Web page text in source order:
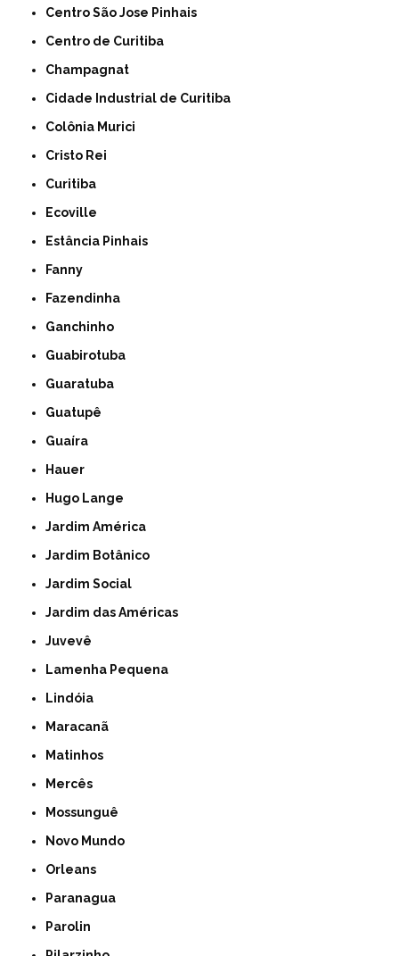
Centro São Jose Pinhais
Centro de Curitiba
Champagnat
Cidade Industrial de Curitiba
Colônia Murici
Cristo Rei
Curitiba
Ecoville
Estância Pinhais
Fanny
Fazendinha
Ganchinho
Guabirotuba
Guaratuba
Guatupê
Guaíra
Hauer
Hugo Lange
Jardim América
Jardim Botânico
Jardim Social
Jardim das Américas
Juvevê
Lamenha Pequena
Lindóia
Maracanã
Matinhos
Mercês
Mossunguê
Novo Mundo
Orleans
Paranagua
Parolin